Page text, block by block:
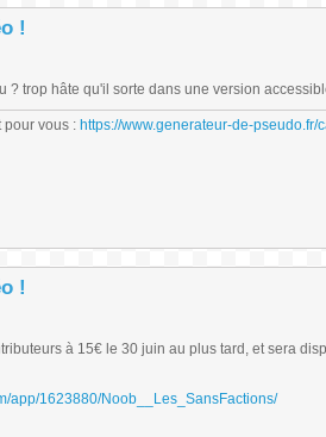
!
? trop hâte qu'il sorte dans une version
pour vous : https://www.generateur-de-pseudo.fr/
!
à 15€ le 30 juin au plus tard, et sera
app/1623880/Noob__Les_SansFactions/